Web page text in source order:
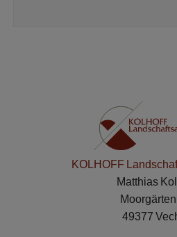
KOLHOFF
Matthias
49377